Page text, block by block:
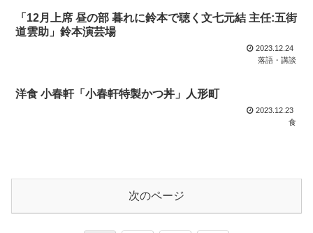
「12月上席 昼の部 暮れに鈴本で聴く文七元結 主任:五街
道雲助」鈴本演芸場
2023.12.24
落語・講談
洋食 小春軒「小春軒特製かつ丼」人形町
2023.12.23
食
次のページ